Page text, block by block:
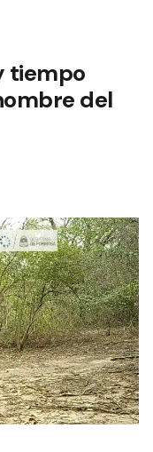
tiempo
del